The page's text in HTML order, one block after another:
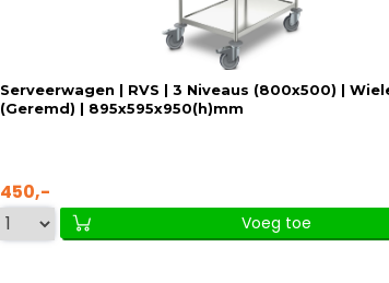
Serveerwagen | RVS | 3 Niveaus (800x500) |
(Geremd) | 895x595x950(h)mm
450,-
Voeg toe